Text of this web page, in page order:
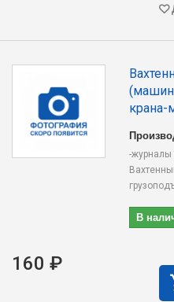
крана-
-журналы
В
160 ₽